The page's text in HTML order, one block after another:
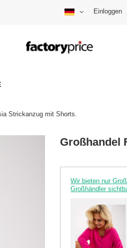
Einloggen
Strickanzug mit Shorts.
Großhandel
Wir bieten nur
Großhändler